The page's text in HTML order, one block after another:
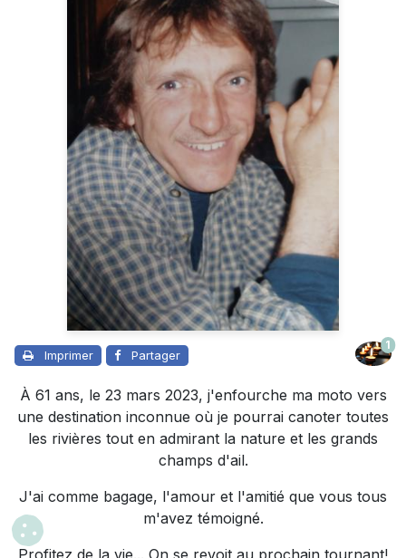
Imprimer Partager
1
À 61 ans, le 23 mars 2023, j'enfourche ma moto vers
une destination inconnue où je pourrai canoter toutes
les rivières tout en admirant la nature et les grands
champs d'ail.
J'ai comme bagage, l'amour et l'amitié que vous tous
m'avez témoigné.
Profitez de la vie... On se revoit au prochain tournant!